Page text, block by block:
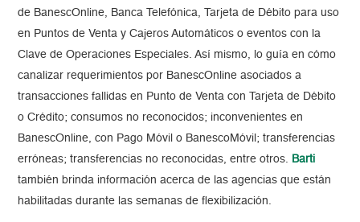
de BanescOnline, Banca Telefónica, Tarjeta de Débito para uso
en Puntos de Venta y Cajeros Automáticos o eventos con la
Clave de Operaciones Especiales. Así mismo, lo guía en cómo
canalizar requerimientos por BanescOnline asociados a
transacciones fallidas en Punto de Venta con Tarjeta de Débito
o Crédito; consumos no reconocidos; inconvenientes en
BanescOnline, con Pago Móvil o BanescoMóvil; transferencias
erróneas; transferencias no reconocidas, entre otros. Barti
también brinda información acerca de las agencias que están
habilitadas durante las semanas de flexibilización.